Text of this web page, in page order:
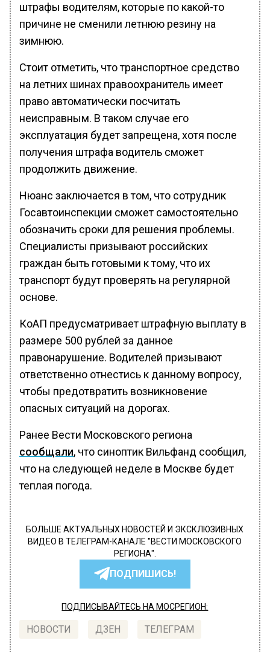
штрафы водителям, которые по какой-то
причине не сменили летнюю резину на
зимнюю.
Стоит отметить, что транспортное средство
на летних шинах правоохранитель имеет
право автоматически посчитать
неисправным. В таком случае его
эксплуатация будет запрещена, хотя после
получения штрафа водитель сможет
продолжить движение.
Нюанс заключается в том, что сотрудник
Госавтоинспекции сможет самостоятельно
обозначить сроки для решения проблемы.
Специалисты призывают российских
граждан быть готовыми к тому, что их
транспорт будут проверять на регулярной
основе.
КоАП предусматривает штрафную выплату в
размере 500 рублей за данное
правонарушение. Водителей призывают
ответственно отнестись к данному вопросу,
чтобы предотвратить возникновение
опасных ситуаций на дорогах.
Ранее Вести Московского региона
сообщали, что синоптик Вильфанд сообщил,
что на следующей неделе в Москве будет
теплая погода.
БОЛЬШЕ АКТУАЛЬНЫХ НОВОСТЕЙ И ЭКСКЛЮЗИВНЫХ
ВИДЕО В ТЕЛЕГРАМ-КАНАЛЕ "ВЕСТИ МОСКОВСКОГО
РЕГИОНА".
ПОДПИШИСЬ!
ПОДПИСЫВАЙТЕСЬ НА МОСРЕГИОН:
НОВОСТИ ДЗЕН ТЕЛЕГРАМ